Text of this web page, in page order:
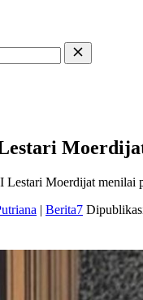
Moerdijat menilai
| Berita7